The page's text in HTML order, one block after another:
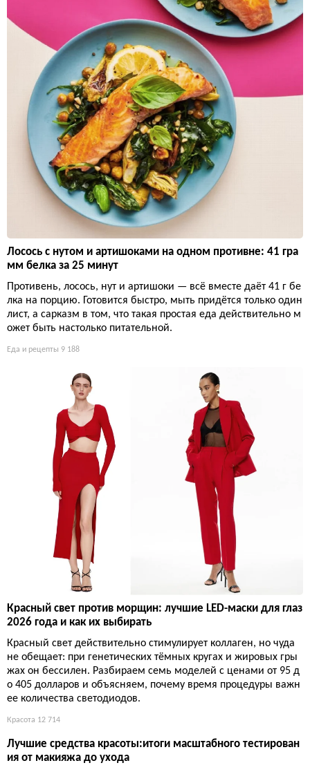
Лосось с нутом и артишоками на одном противне: 41 гра
мм белка за 25 минут
Противень, лосось, нут и артишоки — всё вместе даёт 41 г бе
лка на порцию. Готовится быстро, мыть придётся только один
лист, а сарказм в том, что такая простая еда действительно м
ожет быть настолько питательной.
Еда и рецепты 9 188
Красный свет против морщин: лучшие LED-маски для глаз
2026 года и как их выбирать
Красный свет действительно стимулирует коллаген, но чуда
не обещает: при генетических тёмных кругах и жировых гры
жах он бессилен. Разбираем семь моделей с ценами от 95 д
о 405 долларов и объясняем, почему время процедуры важн
ее количества светодиодов.
Красота 12 714
Лучшие средства красоты:итоги масштабного тестирован
ия от макияжа до ухода